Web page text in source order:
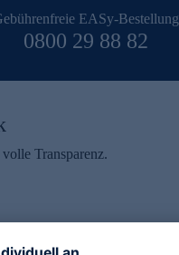
EASy-Bestellung
0800 29 88 82
Transparenz.